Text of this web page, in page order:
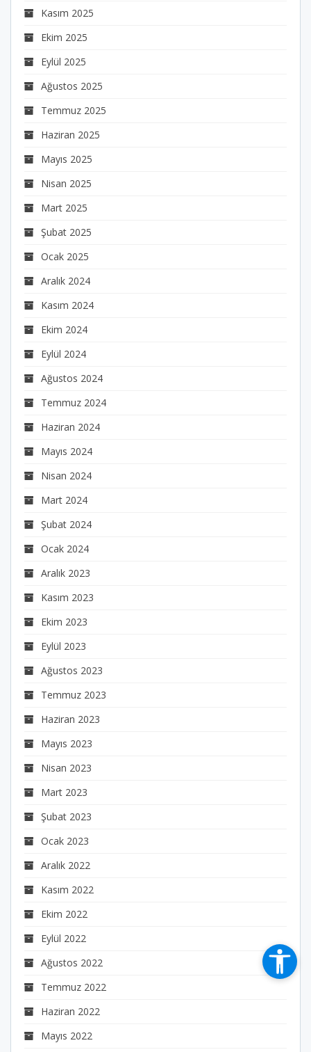
Kasım 2025
Ekim 2025
Eylül 2025
Ağustos 2025
Temmuz 2025
Haziran 2025
Mayıs 2025
Nisan 2025
Mart 2025
Şubat 2025
Ocak 2025
Aralık 2024
Kasım 2024
Ekim 2024
Eylül 2024
Ağustos 2024
Temmuz 2024
Haziran 2024
Mayıs 2024
Nisan 2024
Mart 2024
Şubat 2024
Ocak 2024
Aralık 2023
Kasım 2023
Ekim 2023
Eylül 2023
Ağustos 2023
Temmuz 2023
Haziran 2023
Mayıs 2023
Nisan 2023
Mart 2023
Şubat 2023
Ocak 2023
Aralık 2022
Kasım 2022
Ekim 2022
Eylül 2022
Ağustos 2022
Temmuz 2022
Haziran 2022
Mayıs 2022